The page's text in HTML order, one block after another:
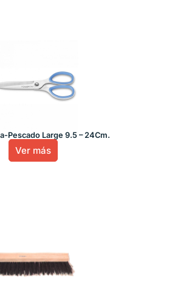
Pescado Large 9.5 – 24Cm.
Ver más